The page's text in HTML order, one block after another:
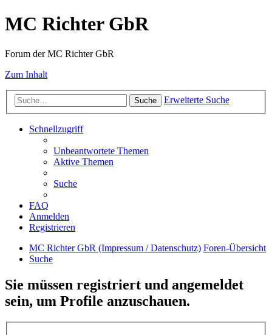
MC Richter GbR
Forum der MC Richter GbR
Zum Inhalt
Suche Erweiterte Suche
Schnellzugriff
Unbeantwortete Themen
Aktive Themen
Suche
FAQ
Anmelden
Registrieren
MC Richter GbR (Impressum / Datenschutz) Foren-Übersicht
Suche
Sie müssen registriert und angemeldet
sein, um Profile anzuschauen.